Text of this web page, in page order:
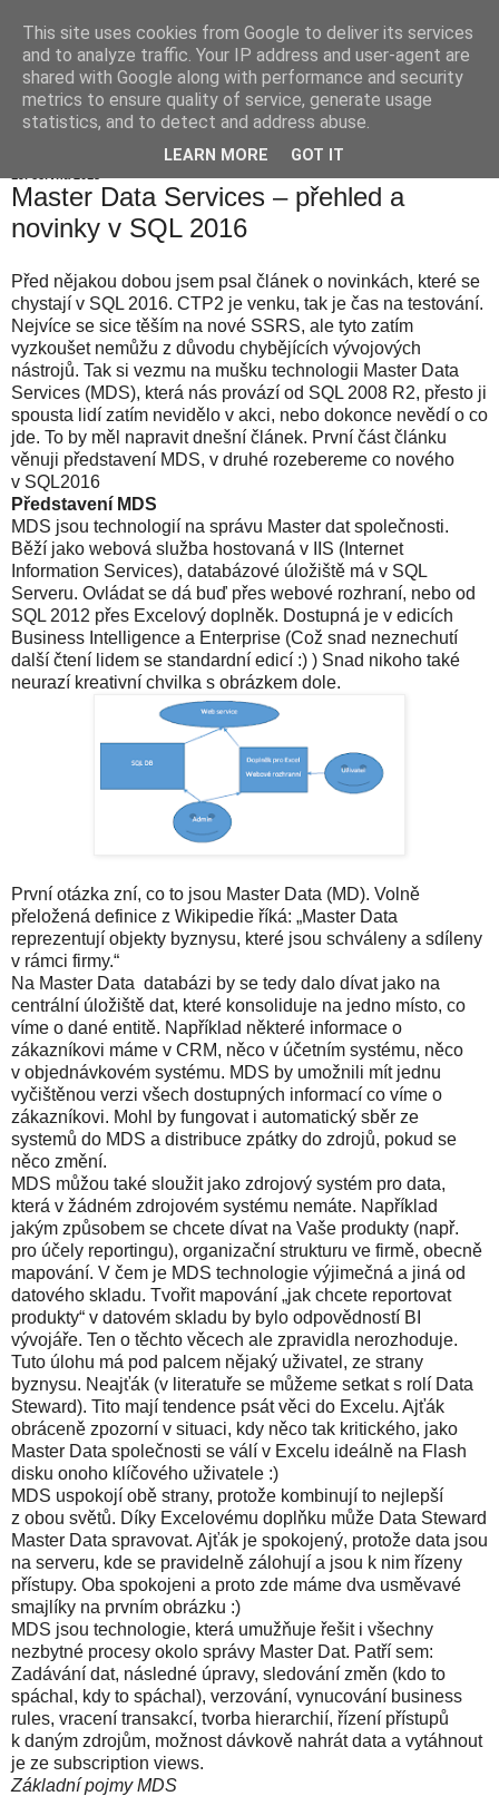
Jiří Neoral
Master Data Services – přehled a
novinky v SQL 2016
Před nějakou dobou jsem psal článek o novinkách, které se
chystají v SQL 2016. CTP2 je venku, tak je čas na testování.
Nejvíce se sice těším na nové SSRS, ale tyto zatím
vyzkoušet nemůžu z důvodu chybějících vývojových
nástrojů. Tak si vezmu na mušku technologii Master Data
Services (MDS), která nás provází od SQL 2008 R2, přesto ji
spousta lidí zatím nevidělo v akci, nebo dokonce nevědí o co
jde. To by měl napravit dnešní článek. První část článku
věnuji představení MDS, v druhé rozebereme co nového
v SQL2016
Představení MDS
MDS jsou technologií na správu Master dat společnosti.
Běží jako webová služba hostovaná v IIS (Internet
Information Services), databázové úložiště má v SQL
Serveru. Ovládat se dá buď přes webové rozhraní, nebo od
SQL 2012 přes Excelový doplněk. Dostupná je v edicích
Business Intelligence a Enterprise (Což snad neznechutí
další čtení lidem se standardní edicí :) ) Snad nikoho také
neurazí kreativní chvilka s obrázkem dole.
První otázka zní, co to jsou Master Data (MD). Volně
přeložená definice z Wikipedie říká: „Master Data
reprezentují objekty byznysu, které jsou schváleny a sdíleny
v rámci firmy.“
Na Master Data databázi by se tedy dalo dívat jako na
centrální úložiště dat, které konsoliduje na jedno místo, co
víme o dané entitě. Například některé informace o
zákazníkovi máme v CRM, něco v účetním systému, něco
v objednávkovém systému. MDS by umožnili mít jednu
vyčištěnou verzi všech dostupných informací co víme o
zákazníkovi. Mohl by fungovat i automatický sběr ze
systemů do MDS a distribuce zpátky do zdrojů, pokud se
něco změní.
MDS můžou také sloužit jako zdrojový systém pro data,
která v žádném zdrojovém systému nemáte. Například
jakým způsobem se chcete dívat na Vaše produkty (např.
pro účely reportingu), organizační strukturu ve firmě, obecně
mapování. V čem je MDS technologie výjimečná a jiná od
datového skladu. Tvořit mapování „jak chcete reportovat
produkty“ v datovém skladu by bylo odpovědností BI
vývojáře. Ten o těchto věcech ale zpravidla nerozhoduje.
Tuto úlohu má pod palcem nějaký uživatel, ze strany
byznysu. Neajťák (v literatuře se můžeme setkat s rolí Data
Steward). Tito mají tendence psát věci do Excelu. Ajťák
obráceně zpozorní v situaci, kdy něco tak kritického, jako
Master Data společnosti se válí v Excelu ideálně na Flash
disku onoho klíčového uživatele :)
MDS uspokojí obě strany, protože kombinují to nejlepší
z obou světů. Díky Excelovému doplňku může Data Steward
Master Data spravovat. Ajťák je spokojený, protože data jsou
na serveru, kde se pravidelně zálohují a jsou k nim řízeny
přístupy. Oba spokojeni a proto zde máme dva usměvavé
smajlíky na prvním obrázku :)
MDS jsou technologie, která umužňuje řešit i všechny
nezbytné procesy okolo správy Master Dat. Patří sem:
Zadávání dat, následné úpravy, sledování změn (kdo to
spáchal, kdy to spáchal), verzování, vynucování business
rules, vracení transakcí, tvorba hierarchií, řízení přístupů
k daným zdrojům, možnost dávkově nahrát data a vytáhnout
je ze subscription views.
Základní pojmy MDS
This site uses cookies from Google to deliver its services
and to analyze traffic. Your IP address and user-agent are
shared with Google along with performance and security
metrics to ensure quality of service, generate usage
statistics, and to detect and address abuse.
LEARN MORE GOT IT